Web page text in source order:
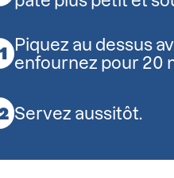
Piquez au dessus
enfournez pour 20
Servez aussitôt.